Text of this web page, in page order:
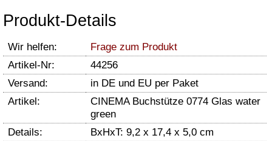
Produkt-Details
Wir helfen:
Frage zum Produkt
Artikel-Nr:
44256
Versand:
in DE und EU per Paket
Artikel:
CINEMA Buchstütze 0774 Glas water
green
Details:
BxHxT: 9,2 x 17,4 x 5,0 cm